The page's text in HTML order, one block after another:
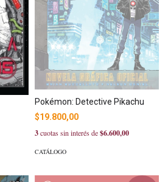
Pokémon: Detective Pikachu
$19.800,00
3cuotas sin interés de$6.600,00
CATÁLOGO